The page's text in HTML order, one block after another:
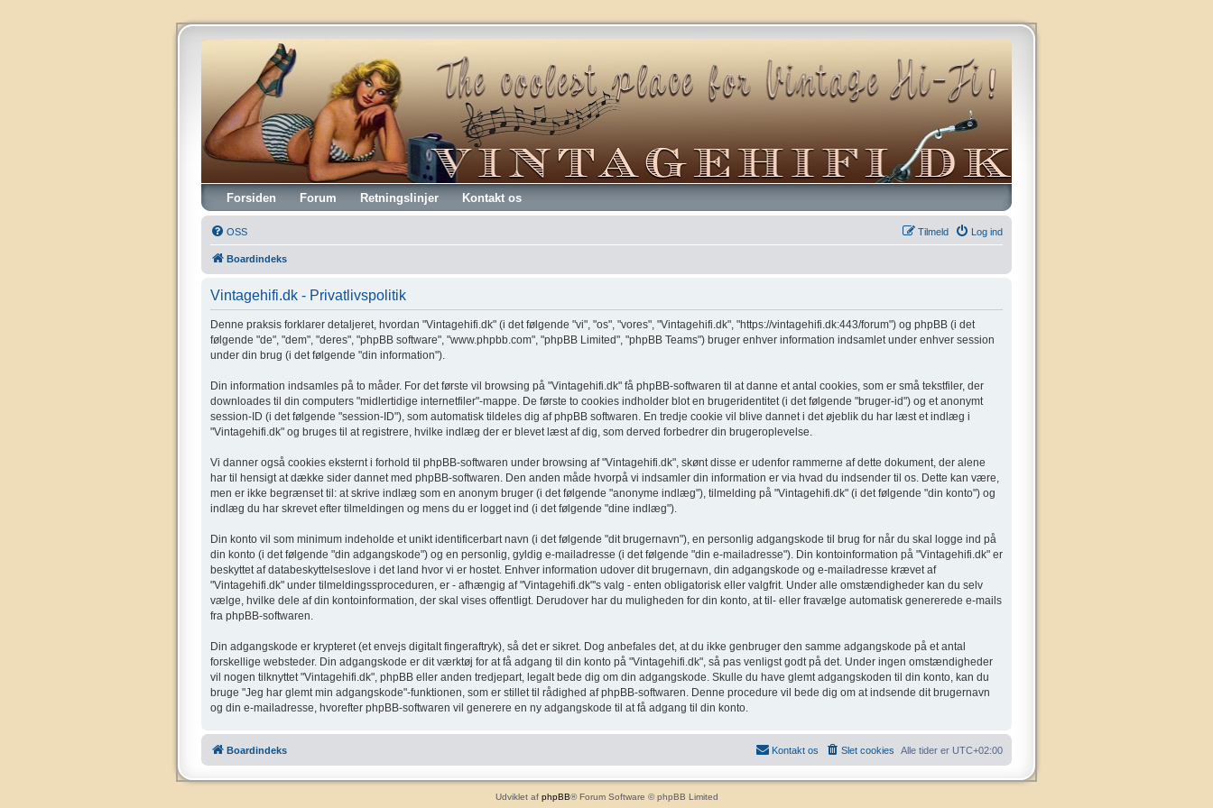
Vintagehifi.dk
Forsiden Forum Retningslinjer Kontakt os
OSS Log ind
Tilmeld
Boardindeks
Vintagehifi.dk - Privatlivspolitik
Denne praksis forklarer detaljeret, hvordan "Vintagehifi.dk" (i det følgende "vi", "os", "vores", "Vintagehifi.dk", "https://vintagehifi.dk:443/forum") og phpBB (i det
følgende "de", "dem", "deres", "phpBB software", "www.phpbb.com", "phpBB Limited", "phpBB Teams") bruger enhver information indsamlet under enhver session
under din brug (i det følgende "din information").
Din information indsamles på to måder. For det første vil browsing på "Vintagehifi.dk" få phpBB-softwaren til at danne et antal cookies, som er små tekstfiler, der
downloades til din computers "midlertidige internetfiler"-mappe. De første to cookies indholder blot en brugeridentitet (i det følgende "bruger-id") og et anonymt
session-ID (i det følgende "session-ID"), som automatisk tildeles dig af phpBB softwaren. En tredje cookie vil blive dannet i det øjeblik du har læst et indlæg i
"Vintagehifi.dk" og bruges til at registrere, hvilke indlæg der er blevet læst af dig, som derved forbedrer din brugeroplevelse.
Vi danner også cookies eksternt i forhold til phpBB-softwaren under browsing af "Vintagehifi.dk", skønt disse er udenfor rammerne af dette dokument, der alene
har til hensigt at dække sider dannet med phpBB-softwaren. Den anden måde hvorpå vi indsamler din information er via hvad du indsender til os. Dette kan være,
men er ikke begrænset til: at skrive indlæg som en anonym bruger (i det følgende "anonyme indlæg"), tilmelding på "Vintagehifi.dk" (i det følgende "din konto") og
indlæg du har skrevet efter tilmeldingen og mens du er logget ind (i det følgende "dine indlæg").
Din konto vil som minimum indeholde et unikt identificerbart navn (i det følgende "dit brugernavn"), en personlig adgangskode til brug for når du skal logge ind på
din konto (i det følgende "din adgangskode") og en personlig, gyldig e-mailadresse (i det følgende "din e-mailadresse"). Din kontoinformation på "Vintagehifi.dk" er
beskyttet af databeskyttelseslove i det land hvor vi er hostet. Enhver information udover dit brugernavn, din adgangskode og e-mailadresse krævet af
"Vintagehifi.dk" under tilmeldingssproceduren, er - afhængig af "Vintagehifi.dk"'s valg - enten obligatorisk eller valgfrit. Under alle omstændigheder kan du selv
vælge, hvilke dele af din kontoinformation, der skal vises offentligt. Derudover har du muligheden for din konto, at til- eller fravælge automatisk genererede e-mails
fra phpBB-softwaren.
Din adgangskode er krypteret (et envejs digitalt fingeraftryk), så det er sikret. Dog anbefales det, at du ikke genbruger den samme adgangskode på et antal
forskellige websteder. Din adgangskode er dit værktøj for at få adgang til din konto på "Vintagehifi.dk", så pas venligst godt på det. Under ingen omstændigheder
vil nogen tilknyttet "Vintagehifi.dk", phpBB eller anden tredjepart, legalt bede dig om din adgangskode. Skulle du have glemt adgangskoden til din konto, kan du
bruge "Jeg har glemt min adgangskode"-funktionen, som er stillet til rådighed af phpBB-softwaren. Denne procedure vil bede dig om at indsende dit brugernavn
og din e-mailadresse, hvorefter phpBB-softwaren vil generere en ny adgangskode til at få adgang til din konto.
Boardindeks Alle tider er UTC+02:00
Slet cookies
Kontakt os
Udviklet af phpBB® Forum Software © phpBB Limited